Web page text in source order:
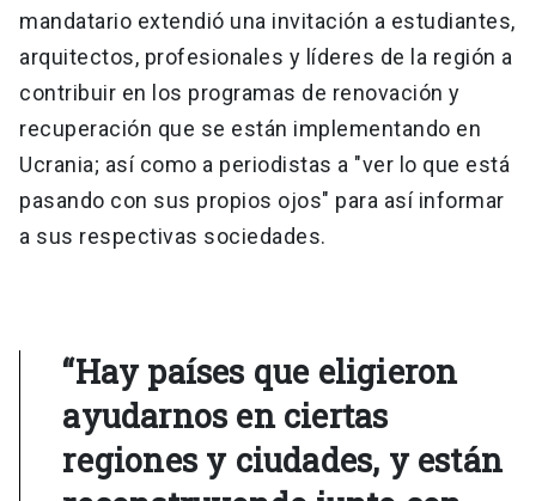
mandatario extendió una invitación a estudiantes,
arquitectos, profesionales y líderes de la región a
contribuir en los programas de renovación y
recuperación que se están implementando en
Ucrania; así como a periodistas a "ver lo que está
pasando con sus propios ojos" para así informar
a sus respectivas sociedades.
“Hay países que eligieron
ayudarnos en ciertas
regiones y ciudades, y están